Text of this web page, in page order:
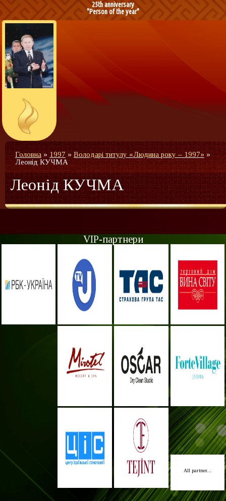
25th anniversary
"Person of the year"
Головна »1997»Володарі титулу «Людина року – 1997» »
Леонід КУЧМА
Леонід КУЧМА
VIP-партнери
All partner...